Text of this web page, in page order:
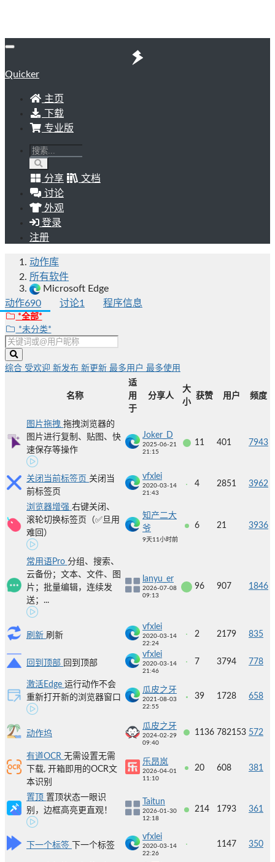
Quicker
主页
下载
专业版
分享
文档
讨论
外观
登录
注册
动作库
所有软件
Microsoft Edge
动作690 讨论1 程序信息
*全部*
*未分类*
综合 受欢迎 新发布 新更新 最多用户 最多使用
名称
适
用
于
分享人
大
小
获赞 用户 频度
图片拖拽 拖拽浏览器的
图片进行复制、贴图、快
速保存等操作
Joker_D
2025-06-21
21:15
11 401 7943
关闭当前标签页 关闭当
前标签页
vfxlei
2020-03-14
21:43
4 2851 3962
浏览器增强 右键关闭、
滚轮切换标签页（✅旦用
难回）
知产二大
爷
9天11小时前
6 21 3936
常用语Pro 分组、搜索、
云备份；文本、文件、图
片；批量编辑，连续发
送；...
lanyu_er
2026-07-08
09:13
96 907 1846
刷新 刷新
vfxlei
2020-03-14
22:24
2 2179 835
回到顶部 回到顶部
vfxlei
2020-03-14
21:46
7 3794 778
激活Edge 运行动作不会
重新打开新的浏览器窗口
瓜皮之牙
2021-08-03
22:55
39 1728 658
动作坞
瓜皮之牙
2024-02-29
09:40
1136 782153 572
有道OCR 无需设置无需
下载, 开箱即用的OCR文
本识别
乐昂岚
2026-04-01
11:10
20 608 381
置顶 置顶状态一眼识
别，边框高亮更直观！
Taitun
2026-01-30
12:18
214 1793 361
下一个标签 下一个标签
vfxlei
2020-03-14
22:26
1147 350